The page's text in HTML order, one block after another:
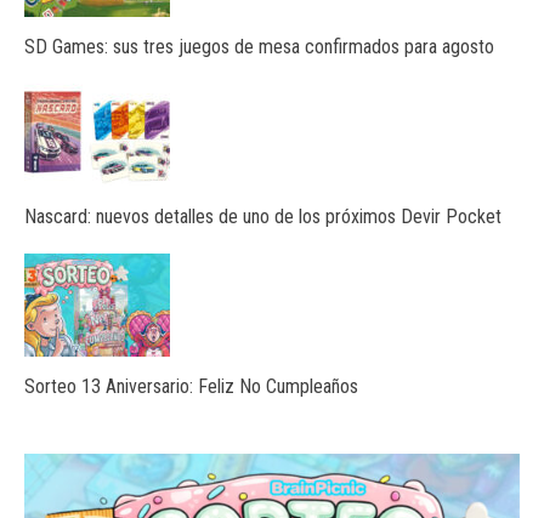
SD Games: sus tres juegos de mesa confirmados para agosto
Nascard: nuevos detalles de uno de los próximos Devir Pocket
Sorteo 13 Aniversario: Feliz No Cumpleaños